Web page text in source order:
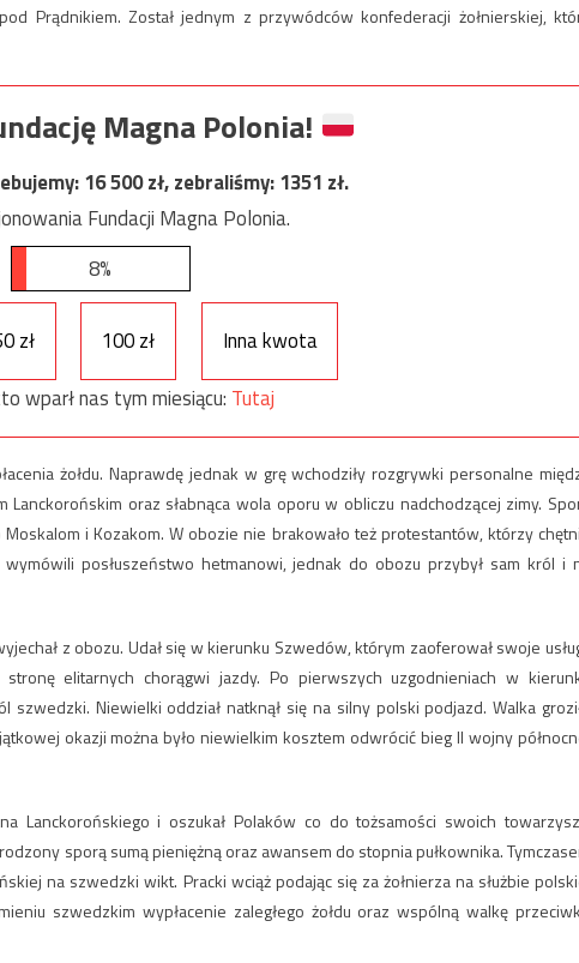
Prądnikiem. Został jednym z przywódców konfederacji żołnierskiej,
Magna Polonia!
16 500zł, zebraliśmy:1351 zł.
Fundacji Magna Polonia.
8%
zł 100 zł
Inna kwota
wparł nas tym miesiącu: Tutaj
żołdu. Naprawdę jednak w grę wchodziły rozgrywki personalne
oraz słabnąca wola oporu w obliczu nadchodzącej zimy.
i Kozakom. W obozie nie brakowało też protestantów, którzy
posłuszeństwo hetmanowi, jednak do obozu przybył sam król i
z obozu. Udał się w kierunku Szwedów, którym zaoferował swoje
elitarnych chorągwi jazdy. Po pierwszych uzgodnieniach w
Niewielki oddział natknął się na silny polski podjazd. Walka
okazji można było niewielkim kosztem odwrócić bieg II wojny
Lanckorońskiego i oszukał Polaków co do tożsamości swoich
sporą sumą pieniężną oraz awansem do stopnia pułkownika.
na szwedzki wikt. Pracki wciąż podając się za żołnierza na służbie
szwedzkim wypłacenie zaległego żołdu oraz wspólną walkę